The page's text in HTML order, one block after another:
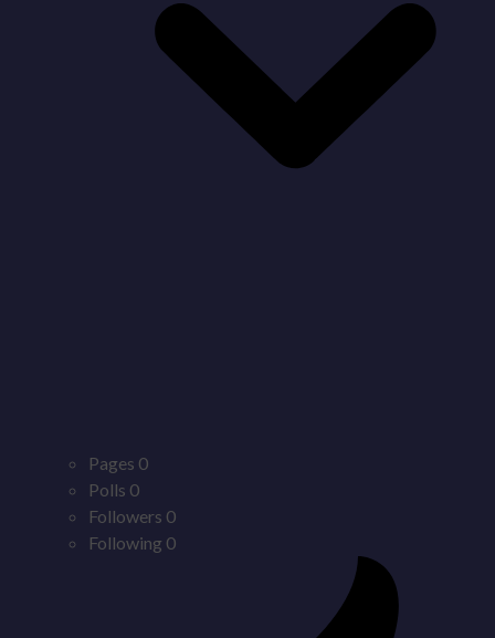
Pages 0
Polls 0
Followers 0
Following 0